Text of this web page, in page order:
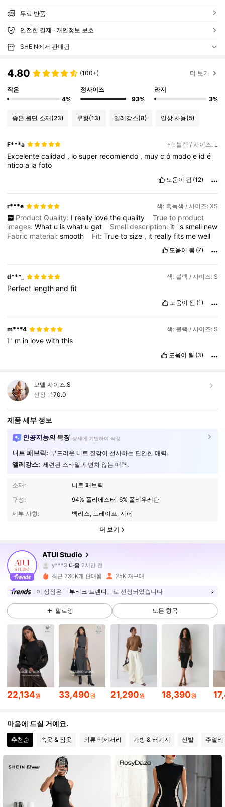
무료 반품
안전한 결제 · 개인정보 보호
SHEIN에서 판매됨
4.80 (100+) 더 보기
작은
4%
정사이즈
93%
라지
3%
좋은 원단 소재(23) 무향(13) 엘레강스(8) 일상 사용(5)
F***a 색: 블랙 / 사이즈: L
Excelentecalidad , losuper recomiendo , muycó modoe idé
nticoa lafoto
도움이 됨 (12)
r***e 색: 흑녹색 / 사이즈: XS
Product Quality: I really love the quality
True to product
images:What u iswhat uget Smell description: it 'ssmell new
Fabric material:smooth Fit:Truetosize , it reallyfits mewell
도움이 됨 (7)
d***_ 색: 블랙 / 사이즈: S
Perfect lengthandfit
도움이 됨 (1)
m***4 색: 블랙 / 사이즈: S
I’ m in lovewiththis
도움이 됨 (3)
모델 사이즈:S
신장 : 170.0
제품 세부 정보
인공지능의 특징 상세에 기반하여 작성
니트 패브릭: 부드러운 니트 질감이 선사하는 편안한 매력.
엘레강스: 세련된 스타일과 변치 않는 매력.
소재:
니트 패브릭
구성:
94% 폴리에스터, 6% 폴리우레탄
세부 사항:
백리스, 드레이프, 지퍼
더 보기
ATUI Studio
y***3다음2시간 전
t***3가 탐색 중입니다
4.77
99K 팔로워
4.77 99K 팔로워
99K 팔로워
99K 팔로워
4.77 99K 팔로워
4.77 99K 팔로워
최근 230K개 판매됨 25K 재구매
이 상점은 「부티크 트렌디」 로 선정되었습니다
팔로잉 모든 항목
22,134원 33,490원 21,290원 18,390원
마음에 드실 거예요.
추천순 속옷 & 잠옷 의류 액세서리 가방 & 러기지 신발 주얼